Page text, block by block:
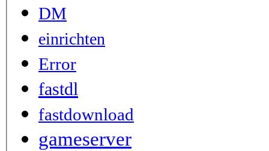
DM
einrichten
Error
fastdl
fastdownload
gameserver